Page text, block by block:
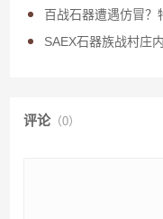
百战石器遭遇仿冒？
SAEX石器族战村庄
评论（0）